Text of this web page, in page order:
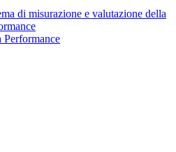
di misurazione e valutazione della
Performance